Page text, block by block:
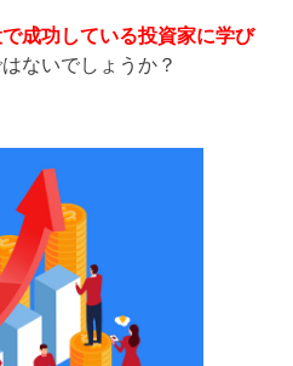
成功している投資家に学び
ないでしょうか？